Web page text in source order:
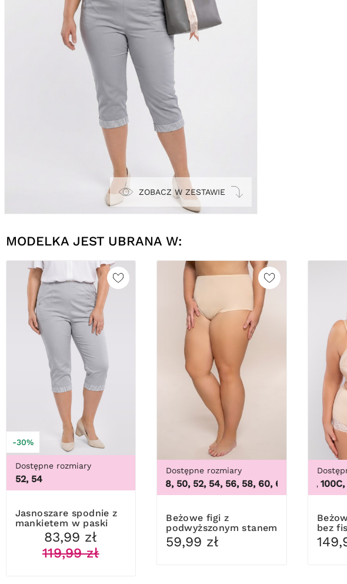
ZOBACZ W ZESTAWIE
MODELKA JEST UBRANA W:
-30%
Dostępne rozmiary
52, 54
Jasnoszare spodnie z
mankietem w paski
83,99 zł
119,99 zł
Dostępne rozmiary
46, 48, 50, 52, 54, 56, 58, 60, 62,46, 48, 50, 52,
Beżowe figi z
podwyższonym stanem
Mewa
59,99 zł
100B, 100C,
Beżowy biustonosz
bez